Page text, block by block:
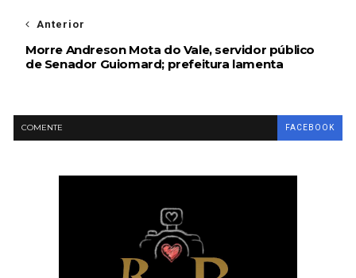
Anterior
Morre Andreson Mota do Vale, servidor público
de Senador Guiomard; prefeitura lamenta
COMENTE FACEBOOK